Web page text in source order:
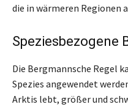
die in wärmeren Regionen
Speziesbezogene
Die Bergmannsche Regel
Spezies angewendet
Arktis lebt, größer und